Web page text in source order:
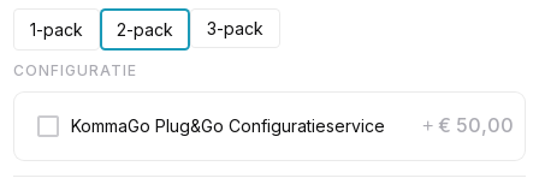
1-pack 2-pack 3-pack
CONFIGURATIE
KommaGo Plug&Go Configuratieservice + € 50,00